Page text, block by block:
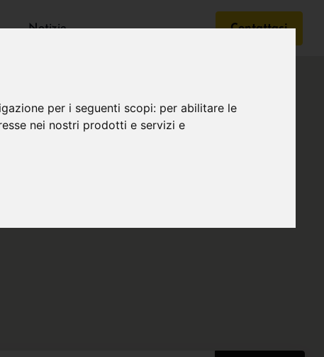
per i seguenti scopi: per abilitare le
nei nostri prodotti e servizi e
Notizie Contattaci